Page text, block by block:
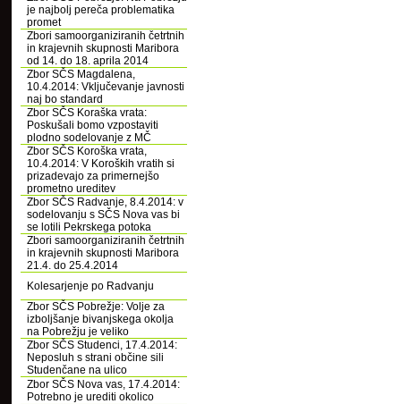
je najbolj pereča problematika
promet
Zbori samoorganiziranih četrtnih
in krajevnih skupnosti Maribora
od 14. do 18. aprila 2014
Zbor SČS Magdalena,
10.4.2014: Vključevanje javnosti
naj bo standard
Zbor SČS Koraška vrata:
Poskušali bomo vzpostaviti
plodno sodelovanje z MČ
Zbor SČS Koroška vrata,
10.4.2014: V Koroških vratih si
prizadevajo za primernejšo
prometno ureditev
Zbor SČS Radvanje, 8.4.2014: v
sodelovanju s SČS Nova vas bi
se lotili Pekrskega potoka
Zbori samoorganiziranih četrtnih
in krajevnih skupnosti Maribora
21.4. do 25.4.2014
Kolesarjenje po Radvanju
Zbor SČS Pobrežje: Volje za
izboljšanje bivanjskega okolja
na Pobrežju je veliko
Zbor SČS Studenci, 17.4.2014:
Neposluh s strani občine sili
Studenčane na ulico
Zbor SČS Nova vas, 17.4.2014:
Potrebno je urediti okolico